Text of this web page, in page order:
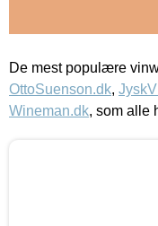
De mest populære
OttoSuenson.dk,
Wineman.dk, som alle